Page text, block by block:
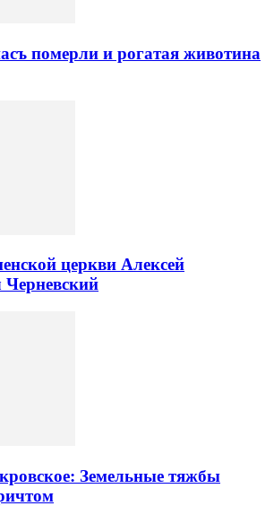
померли и рогатая животина
церкви Алексей
Черневский
Земельные тяжбы